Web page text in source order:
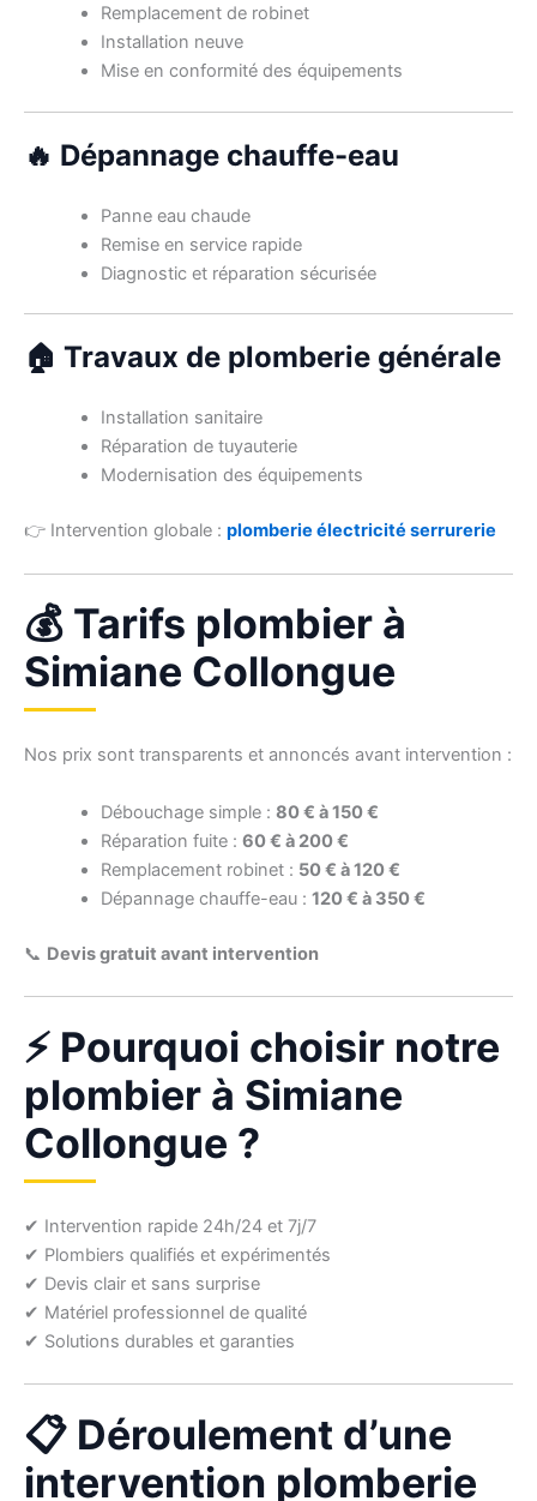
Remplacement de robinet
Installation neuve
Mise en conformité des équipements
🔥 Dépannage chauffe-eau
Panne eau chaude
Remise en service rapide
Diagnostic et réparation sécurisée
🏠 Travaux de plomberie générale
Installation sanitaire
Réparation de tuyauterie
Modernisation des équipements
👉 Intervention globale : plomberie électricité serrurerie
💰 Tarifs plombier à
Simiane Collongue
Nos prix sont transparents et annoncés avant intervention :
Débouchage simple : 80 € à 150 €
Réparation fuite : 60 € à 200 €
Remplacement robinet : 50 € à 120 €
Dépannage chauffe-eau : 120 € à 350 €
📞 Devis gratuit avant intervention
⚡ Pourquoi choisir notre
plombier à Simiane
Collongue ?
✔ Intervention rapide 24h/24 et 7j/7
✔ Plombiers qualifiés et expérimentés
✔ Devis clair et sans surprise
✔ Matériel professionnel de qualité
✔ Solutions durables et garanties
📋 Déroulement d’une
intervention plomberie